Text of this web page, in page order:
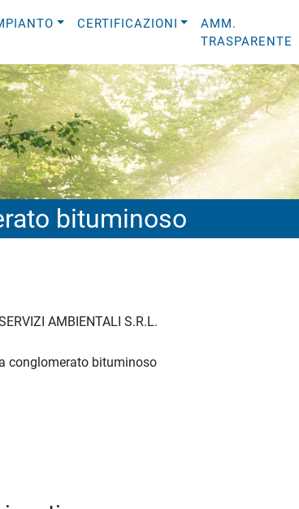
CERTIFICAZIONI
AMM.
TRASPARENTE
bituminoso
AMBIENTALI S.R.L.
conglomerato bituminoso